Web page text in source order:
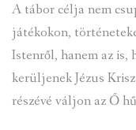
A tábor célja nem
játékokon,
Istenről, hanem az is,
kerüljenek Jézus
részévé váljon az Ő